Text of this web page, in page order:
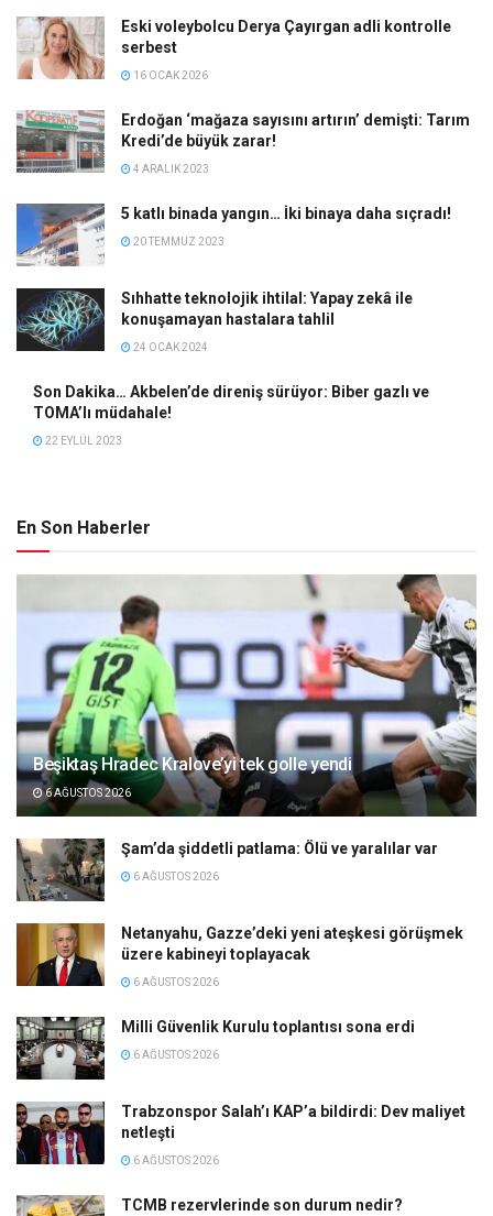
Eski voleybolcu Derya Çayırgan adli kontrolle
serbest
16 OCAK 2026
Erdoğan ‘mağaza sayısını artırın’ demişti: Tarım
Kredi’de büyük zarar!
4 ARALIK 2023
5 katlı binada yangın… İki binaya daha sıçradı!
20 TEMMUZ 2023
Sıhhatte teknolojik ihtilal: Yapay zekâ ile
konuşamayan hastalara tahlil
24 OCAK 2024
Son Dakika… Akbelen’de direniş sürüyor: Biber gazlı ve
TOMA’lı müdahale!
22 EYLÜL 2023
En Son Haberler
Beşiktaş Hradec Kralove’yi tek golle yendi
6 AĞUSTOS 2026
Şam’da şiddetli patlama: Ölü ve yaralılar var
6 AĞUSTOS 2026
Netanyahu, Gazze’deki yeni ateşkesi görüşmek
üzere kabineyi toplayacak
6 AĞUSTOS 2026
Milli Güvenlik Kurulu toplantısı sona erdi
6 AĞUSTOS 2026
Trabzonspor Salah’ı KAP’a bildirdi: Dev maliyet
netleşti
6 AĞUSTOS 2026
TCMB rezervlerinde son durum nedir?